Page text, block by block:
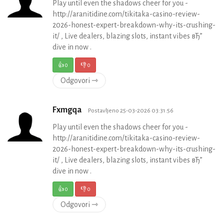
Play until even the shadows cheer for you -
http://aranitidine.com/tikitaka-casino-review-
2026-honest-expert-breakdown-why-its-crushing-
it/ , Live dealers, blazing slots, instant vibes вЂ”
dive in now .
👍0 👎0
Odgovori ⇾
Fxmgqa Postavljeno 25-03-2026 03:31:56
Play until even the shadows cheer for you -
http://aranitidine.com/tikitaka-casino-review-
2026-honest-expert-breakdown-why-its-crushing-
it/ , Live dealers, blazing slots, instant vibes вЂ”
dive in now .
👍0 👎0
Odgovori ⇾